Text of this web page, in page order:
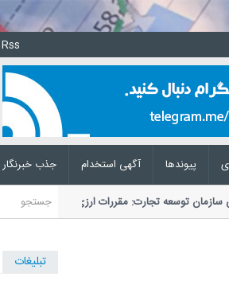
Rss
جذب خبرنگار آگهی استخدام پیوند‌ها
سازمان توسعه تجارت: مقررات ارزی باید مشوق
بر ضرورت اصلاح مقررات ارزی،...
تبلیغات